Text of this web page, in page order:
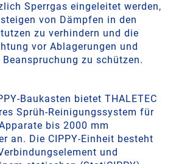
Sperrgas eingeleitet werden,
von Dämpfen in den
zu verhindern und die
vor Ablagerungen und
zu schützen.
Baukasten bietet THALETEC
Sprüh-Reinigungssystem für
bis 2000 mm
an. Die CIPPY-Einheit besteht
und